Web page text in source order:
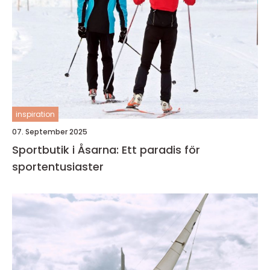
inspiration
07. September 2025
Sportbutik i Åsarna: Ett paradis för
sportentusiaster